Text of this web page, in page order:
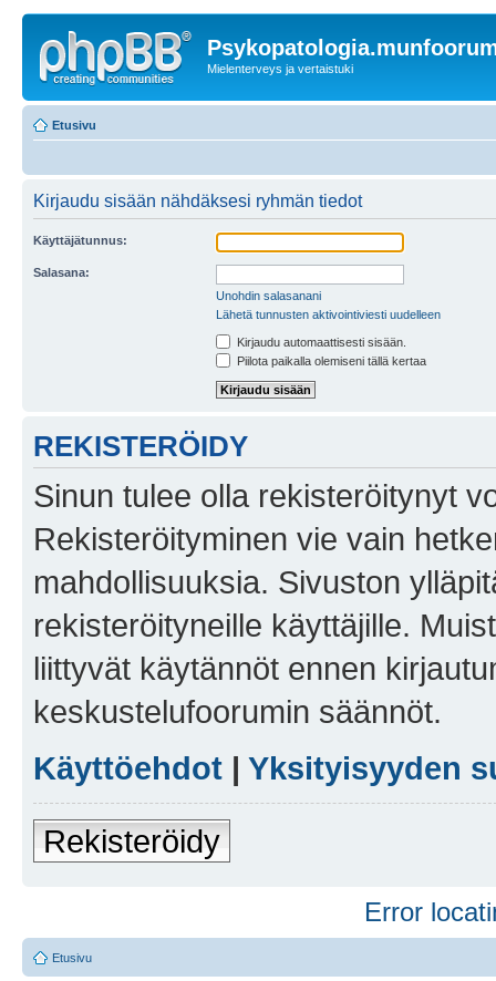
Mielenterveys ja vertaistuki
Etusivu
Kirjaudu sisään nähdäksesi ryhmän tiedot
Käyttäjätunnus:
Salasana:
Unohdin salasanani
Lähetä tunnusten aktivointiviesti uudelleen
Kirjaudu automaattisesti sisään.
Piilota paikalla olemiseni tällä kertaa
REKISTERÖIDY
Sinun tulee olla rekisteröitynyt
Rekisteröityminen vie vain
mahdollisuuksia. Sivuston
rekisteröityneille käyttäjille.
liittyvät käytännöt ennen
keskustelufoorumin säännöt.
Käyttöehdot | Yksityisyyden
Rekisteröidy
Error
Etusivu